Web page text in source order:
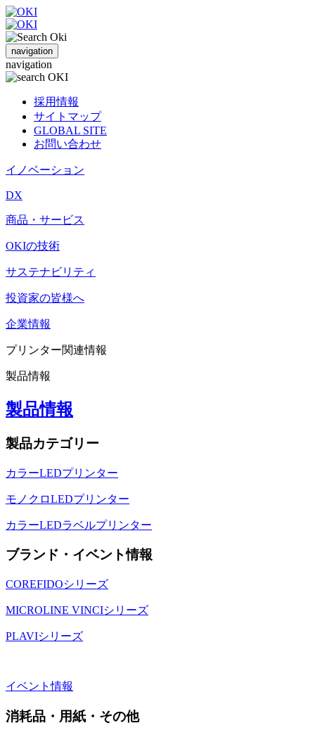
navigation
navigation
採用情報
サイトマップ
GLOBAL SITE
お問い合わせ
イノベーション
DX
商品・サービス
OKIの技術
サステナビリティ
投資家の皆様へ
企業情報
プリンター関連情報
製品情報
製品情報
製品カテゴリー
カラーLEDプリンター
モノクロLEDプリンター
カラーLEDラベルプリンター
ブランド・イベント情報
COREFIDOシリーズ
MICROLINE VINCIシリーズ
PLAVIシリーズ
イベント情報
消耗品・用紙・その他